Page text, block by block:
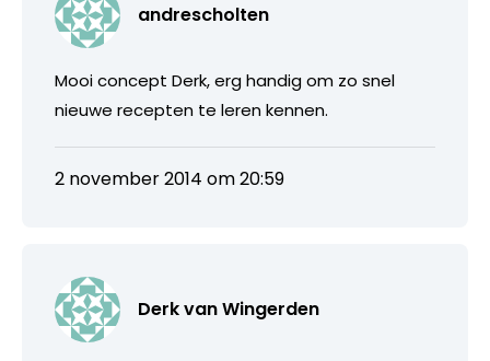
andrescholten
Mooi concept Derk, erg handig om zo snel
nieuwe recepten te leren kennen.
2 november 2014 om 20:59
Derk van Wingerden